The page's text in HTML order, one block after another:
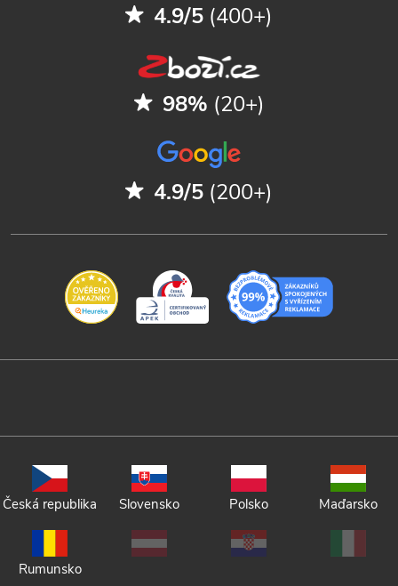
4.9/5 (400+)
98% (20+)
4.9/5 (200+)
Česká republika Slovensko Polsko Maďarsko
Rumunsko